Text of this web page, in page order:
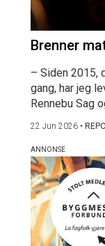
Brenner
– Siden 2015,
gang, har jeg
Rennebu Sag
22 Jun 2026 •